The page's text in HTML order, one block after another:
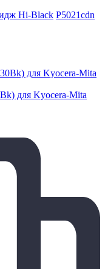
Hi-Black P5021cdn
для Kyocera-Mita